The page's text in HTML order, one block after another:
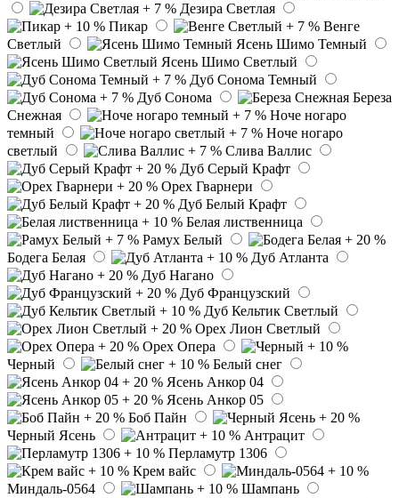
Дезира Светлая
Пикар
Венге
Светлый
Ясень Шимо Темный
Ясень Шимо Светлый
Дуб Сонома Темный
Дуб Сонома
Береза
Снежная
Ноче ногаро
темный
Ноче ногаро
светлый
Слива Валлис
Дуб Серый Крафт
Орех Гварнери
Дуб Белый Крафт
Белая лиственница
Рамух Белый
Бодега Белая
Дуб Атланта
Дуб Нагано
Дуб Французский
Дуб Кельтик Светлый
Орех Лион Светлый
Орех Опера
Черный
Белый снег
Ясень Анкор 04
Ясень Анкор 05
Боб Пайн
Черный Ясень
Антрацит
Перламутр 1306
Крем вайс
Миндаль-0564
Шампань